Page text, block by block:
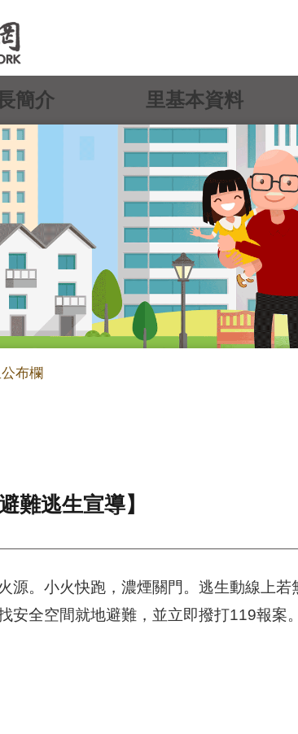
簡介 里基本資料
布欄
難逃生宣導】
源。小火快跑，濃煙關門。逃生動線上
安全空間就地避難，並立即撥打119報案。